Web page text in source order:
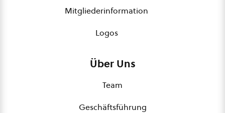
Mitgliederinformation
Logos
Über Uns
Team
Geschäftsführung